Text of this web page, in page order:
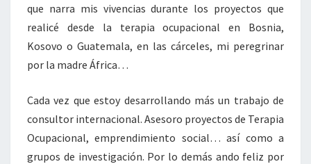
que narra mis vivencias durante los proyectos que
realicé desde la terapia ocupacional en Bosnia,
Kosovo o Guatemala, en las cárceles, mi peregrinar
por la madre África…
Cada vez que estoy desarrollando más un trabajo de
consultor internacional. Asesoro proyectos de Terapia
Ocupacional, emprendimiento social… así como a
grupos de investigación. Por lo demás ando feliz por